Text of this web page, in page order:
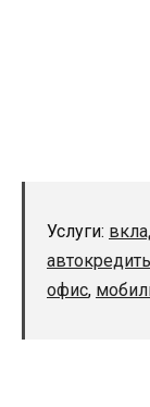
Услуги:
офис,